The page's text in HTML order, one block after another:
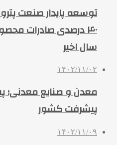
توسعه پایدار صنعت
سال اخیر
۱۴۰۲/۱۱/۰۲
معدن و صنایع معدنی؛
پیشرفت کشور
۱۴۰۲/۱۱/۰۹